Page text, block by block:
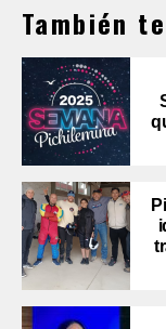
También